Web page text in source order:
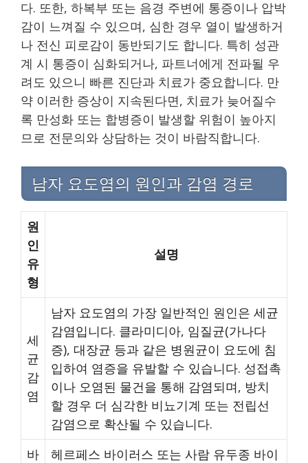
다. 또한, 하복부 또는 음경 주변에 통증이나 압박
감이 느껴질 수 있으며, 심한 경우 열이 발생하거
나 전신 피로감이 동반되기도 합니다. 특히 성관
계 시 통증이 심화되거나, 파트너에게 전파될 우
려도 있으니 빠른 진단과 치료가 중요합니다. 만
약 이러한 증상이 지속된다면, 치료가 늦어질수
록 만성화 또는 합병증이 발생할 위험이 높아지
므로 전문의와 상담하는 것이 바람직합니다.
남자 요도염의 원인과 감염 경로
원
인
유
형
설명
세
균
감
염
남자 요도염의 가장 일반적인 원인은 세균
감염입니다. 클라미디아, 임질균(가나다
증), 대장균 등과 같은 병원균이 요도에 침
입하여 염증을 유발할 수 있습니다. 성접촉
이나 오염된 물건을 통해 감염되며, 방치
할 경우 더 심각한 비뇨기계 또는 전립선
감염으로 확산될 수 있습니다.
바
헤르페스 바이러스 또는 사람 유두종 바이